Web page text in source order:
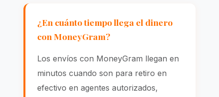
¿En cuánto tiempo llega el dinero
con MoneyGram?
Los envíos con MoneyGram llegan en
minutos cuando son para retiro en
efectivo en agentes autorizados,